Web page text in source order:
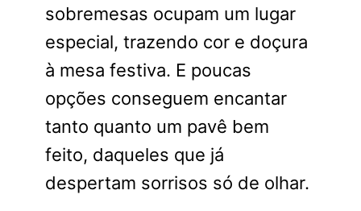
sobremesas ocupam um lugar
especial, trazendo cor e doçura
à mesa festiva. E poucas
opções conseguem encantar
tanto quanto um pavê bem
feito, daqueles que já
despertam sorrisos só de olhar.